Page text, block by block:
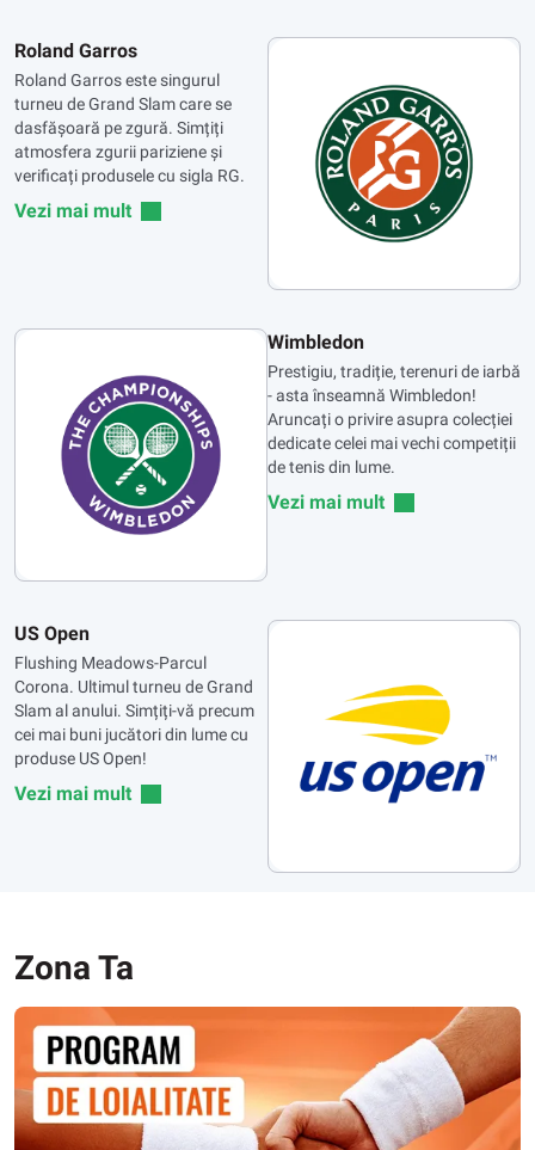
Roland Garros
Roland Garros este singurul
turneu de Grand Slam care se
dasfășoară pe zgură. Simțiți
atmosfera zgurii pariziene și
verificați produsele cu sigla RG.
Vezi mai mult
Wimbledon
Prestigiu, tradiție, terenuri de iarbă
- asta înseamnă Wimbledon!
Aruncați o privire asupra colecției
dedicate celei mai vechi competiții
de tenis din lume.
Vezi mai mult
US Open
Flushing Meadows-Parcul
Corona. Ultimul turneu de Grand
Slam al anului. Simțiți-vă precum
cei mai buni jucători din lume cu
produse US Open!
Vezi mai mult
Zona Ta